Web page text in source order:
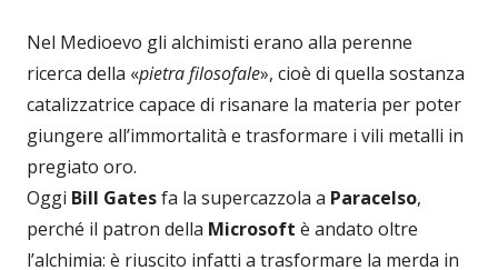
Nel Medioevo gli alchimisti erano alla perenne
ricerca della «pietra filosofale», cioè di quella sostanza
catalizzatrice capace di risanare la materia per poter
giungere all’immortalità e trasformare i vili metalli in
pregiato oro.
Oggi Bill Gatesfa la supercazzola a Paracelso,
perché il patron della Microsoft è andato oltre
l’alchimia: è riuscito infatti a trasformare la merda in